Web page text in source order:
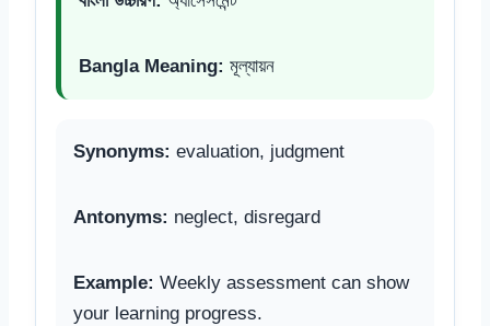
Bangla Meaning: মূল্যায়ন
Synonyms: evaluation, judgment
Antonyms: neglect, disregard
Example: Weekly assessment can show
your learning progress.